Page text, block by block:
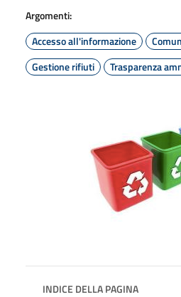
Argomenti:
Accesso all'informazione
Gestione rifiuti
Trasparenza
INDICE DELLA PAGINA